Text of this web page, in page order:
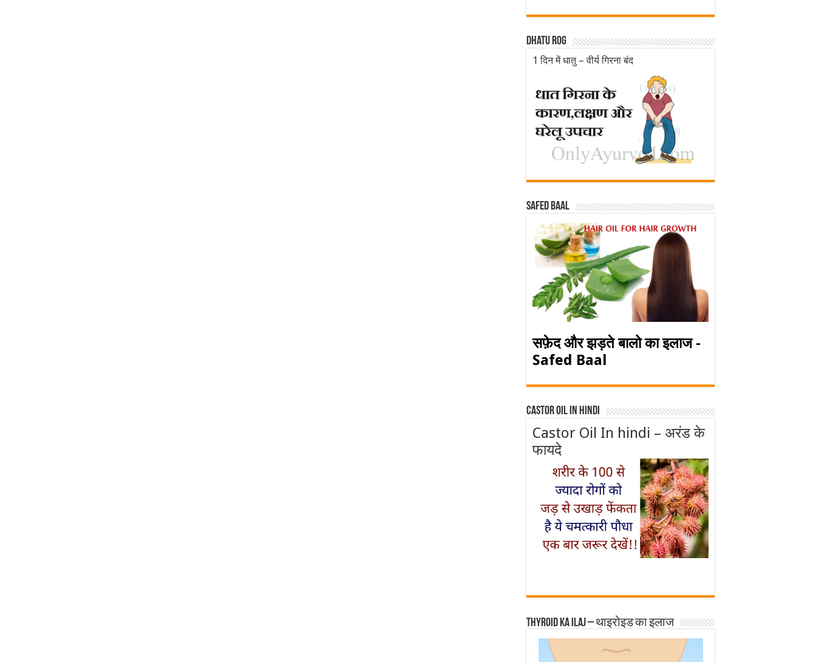
Dhatu rog
1 दिन में धातु – वीर्य गिरना बंद
Safed baal
सफ़ेद और झड़ते बालो का इलाज -
Safed Baal
Castor Oil In Hindi
Castor Oil In hindi – अरंड के
फायदे
Thyroid ka ilaj – थाइरोइड का इलाज